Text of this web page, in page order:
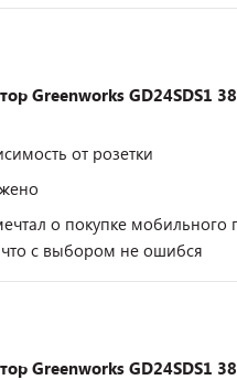
Greenworks GD24SDS1
от розетки
о покупке
с выбором не ошибся
Greenworks GD24SDS1